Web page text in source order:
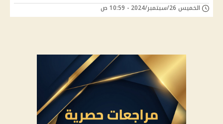
الخميس 26/سبتمبر/2024 - 10:59 ص